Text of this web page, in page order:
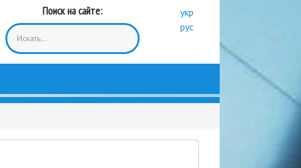
Поиск на сайте:
укр
рус